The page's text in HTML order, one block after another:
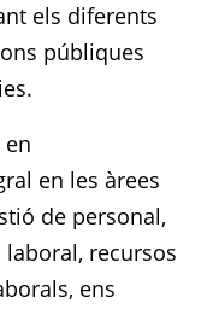
els diferents
públiques
en
en les àrees
de personal,
recursos
ens